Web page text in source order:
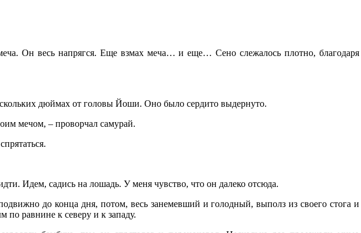
Он весь напрягся. Еще взмах меча… и еще… Сено слежалось плотно, благодаря
дюймах от головы Йоши. Оно было сердито выдернуто.
мечом, – проворчал самурай.
Идем, садись на лошадь. У меня чувство, что он далеко отсюда.
до конца дня, потом, весь занемевший и голодный, выполз из своего стога и
по равнине к северу и к западу.